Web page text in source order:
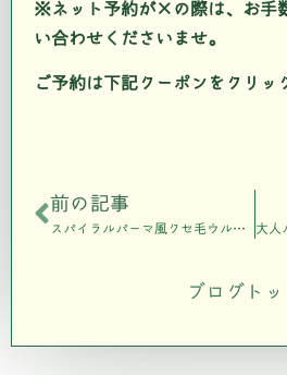
※ネット予約が×の際は、お手
い合わせくださいませ。
ご予約は下記クーポンをクリ
前の記事
スパイラルパーマ風クセ毛ウルフ/向ヶ丘遊園美容室808air
ブログト